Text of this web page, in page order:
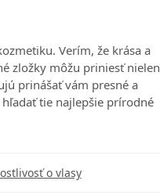
Verím, že krása a
zložky môžu priniesť nielen
prinášať vám presné a
tie najlepšie prírodné
o vlasy